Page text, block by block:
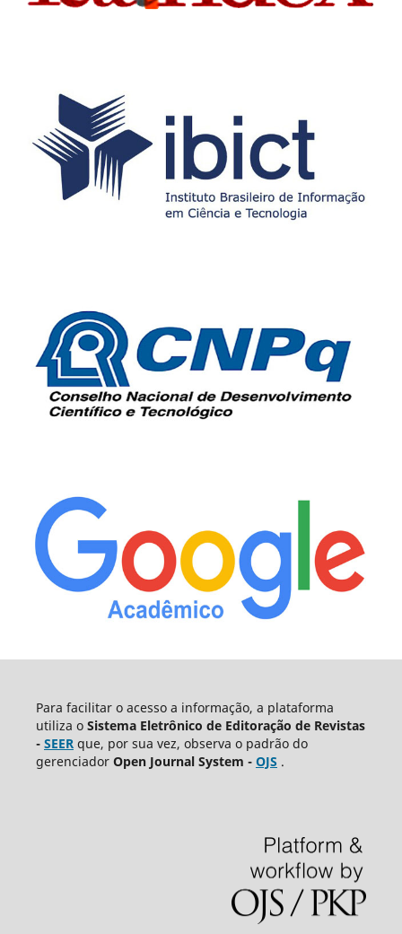
Para facilitar o acesso a informação, a plataforma
utiliza o Sistema Eletrônico de Editoração de Revistas
- SEERque, por sua vez, observa o padrão do
gerenciador Open Journal System - OJS .